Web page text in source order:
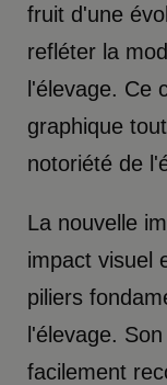
fruit d'une
refléter la
l'élevage. Ce
graphique
notoriété de
La nouvelle
impact visuel
piliers
l'élevage.
facilement